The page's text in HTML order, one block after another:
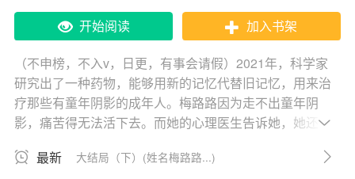
开始阅读 加入书架
（不申榜，不入v，日更，有事会请假）2021年，科学家
研究出了一种药物，能够用新的记忆代替旧记忆，用来治
疗那些有童年阴影的成年人。梅路路因为走不出童年阴
影，痛苦得无法活下去。而她的心理医生告诉她，她还有
自己，抹去那些痛苦的回忆，替换成全新的记忆，她就能
最新 大结局（下）(姓名梅路路...)